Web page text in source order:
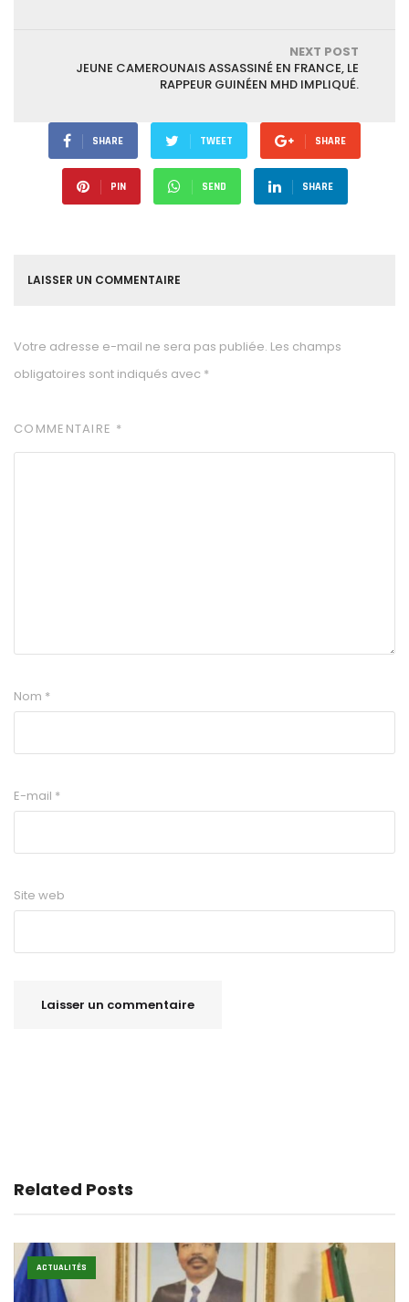
NEXT POST
JEUNE CAMEROUNAIS ASSASSINÉ EN FRANCE, LE
RAPPEUR GUINÉEN MHD IMPLIQUÉ.
SHARE TWEET SHARE
PIN SEND SHARE
LAISSER UN COMMENTAIRE
Votre adresse e-mail ne sera pas publiée. Les champs
obligatoires sont indiqués avec *
COMMENTAIRE *
Nom *
E-mail *
Site web
Related Posts
ACTUALITÉS